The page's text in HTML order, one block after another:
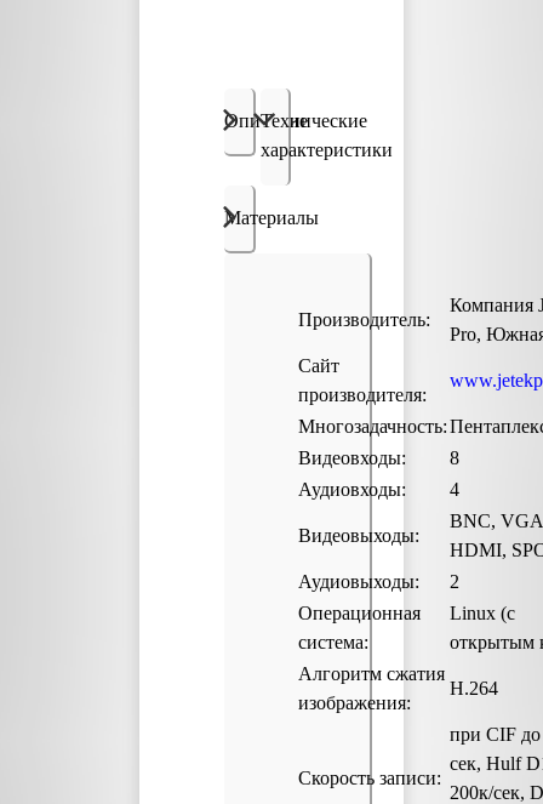
Описание
Технические
характеристики
Материалы
Производитель:
Компания
Pro,
Сайт
производителя:
Многозадачность:
Видеовходы:
8
Аудиовходы:
4
Видеовыходы:
BNC,
HDMI,
Аудиовыходы:
2
Операционная
система:
Linux (с
открытым
Алгоритм сжатия
изображения:
H.264
Скорость записи:
при CIF
сек, Hulf
200к/сек,